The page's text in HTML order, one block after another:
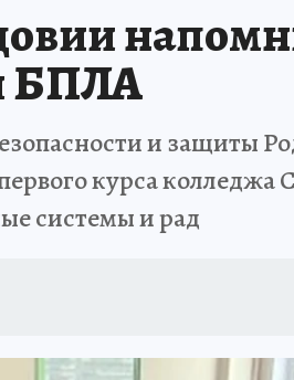
БПЛА
и защиты
курса
системы и рад